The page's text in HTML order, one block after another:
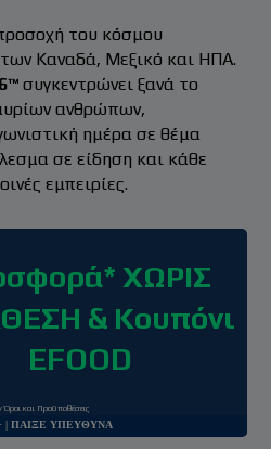
του κόσμου
Καναδά, Μεξικό και ΗΠΑ.
συγκεντρώνει ξανά το
ανθρώπων,
ημέρα σε θέμα
σε είδηση και κάθε
εμπειρίες.
ΧΩΡΙΣ
& Κουπόνι
EFOOD
Όροι και Προϋποθέσεις
| ΠΑΙΞΕ ΥΠΕΥΘΥΝΑ